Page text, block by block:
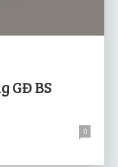
GĐ BS
0